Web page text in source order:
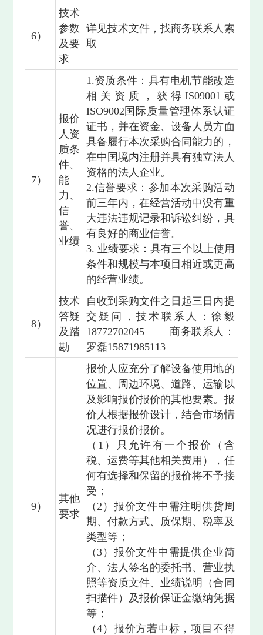
6）
技术
参数
及要
求
详见技术文件，找商务联系人索
取
7）
报价
人资
质条
件、
能
力、
信
誉、
业绩
1.资质条件：具有电机节能改造
相关资质，获得IS09001或
ISO9002国际质量管理体系认证
证书，并在资金、设备人员方面
具备履行本次采购合同能力的，
在中国境内注册并具有独立法人
资格的法人企业。
2.信誉要求：参加本次采购活动
前三年内，在经营活动中没有重
大违法违规记录和诉讼纠纷，具
有良好的商业信誉。
3. 业绩要求：具有三个以上使用
条件和规模与本项目相近或更高
的经营业绩。
8）
技术
答疑
及踏
勘
自收到采购文件之日起三日内提
交疑问，技术联系人：徐毅
18772702045 商务联系人：
罗磊15871985113
9）
其他
要求
报价人应充分了解设备使用地的
位置、周边环境、道路、运输以
及影响报价报价的其他要素。报
价人根据报价设计，结合市场情
况进行报价报价。
（1）只允许有一个报价（含
税、运费等其他相关费用），任
何有选择和保留的报价将不予接
受；
（2）报价文件中需注明供货周
期、付款方式、质保期、税率及
类型等；
（3）报价文件中需提供企业简
介、法人签名的委托书、营业执
照等资质文件、业绩说明（合同
扫描件）及报价保证金缴纳凭据
等；
（4）报价方若中标，项目不得